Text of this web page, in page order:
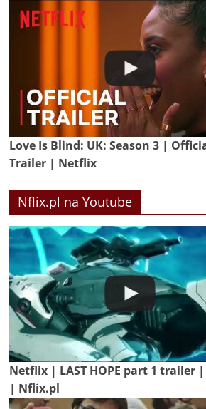
Love Is Blind: UK: Season 3 |
Trailer | Netflix
Nflix.pl na Youtube
Netflix | LAST HOPE part 1 trailer
| Nflix.pl